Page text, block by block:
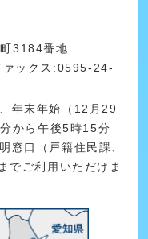
3184番地
ァックス:0595-24-
年末年始（12月29
から午後5時15分
窓口（戸籍住民課、
でご利用いただけま